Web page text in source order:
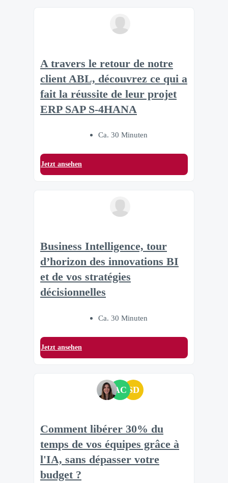
A travers le retour de notre
client ABL, découvrez ce qui a
fait la réussite de leur projet
ERP SAP S-4HANA
Ca. 30 Minuten
Jetzt ansehen
Business Intelligence, tour
d’horizon des innovations BI
et de vos stratégies
décisionnelles
Ca. 30 Minuten
Jetzt ansehen
AC SD
Comment libérer 30% du
temps de vos équipes grâce à
l'IA, sans dépasser votre
budget ?